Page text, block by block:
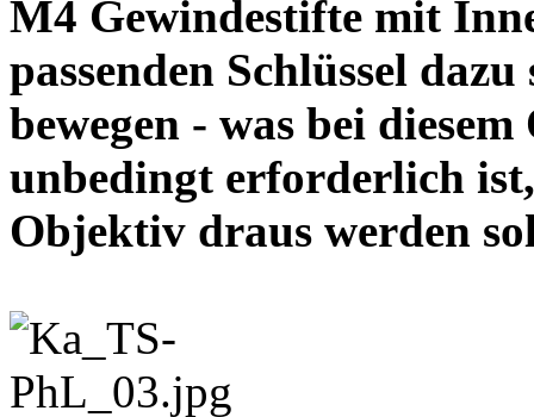
M4 Gewindestifte mit
passenden Schlüssel
bewegen - was bei
unbedingt erforderlich
Objektiv draus